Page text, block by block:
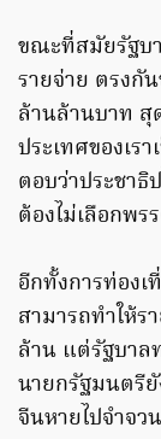
ขณะที่สมัยรัฐบ
รายจ่าย ตรงกั
ล้านล้านบาท สุ
ประเทศของเร
ตอบว่าประชาธิ
ต้องไม่เลือกพร
อีกทั้งการท่องเ
สามารถทำให้ร
ล้าน แต่รัฐบาล
นายกรัฐมนตรี
จีนหายไปจำจว